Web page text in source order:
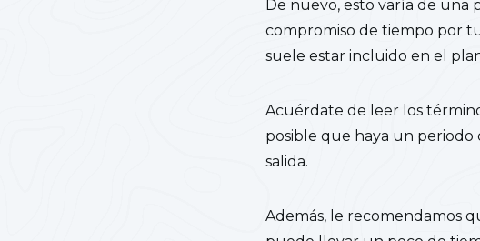
De nuevo, esto varía de una
compromiso de tiempo por
suele estar incluido en el
Acuérdate de leer los
posible que haya un periodo
salida.
Además, le recomendamos